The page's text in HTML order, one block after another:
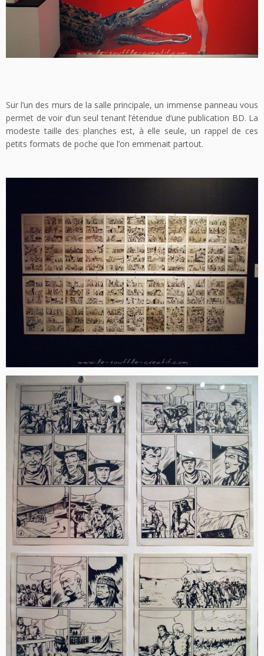
Sur l’un des murs de la salle principale, un immense panneau vous
permet de voir d’un seul tenant l’étendue d’une publication BD. La
modeste taille des planches est, à elle seule, un rappel de ces
petits formats de poche que l’on emmenait partout.